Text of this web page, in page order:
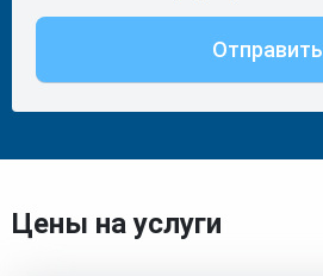
Отправить
Цены на услуги